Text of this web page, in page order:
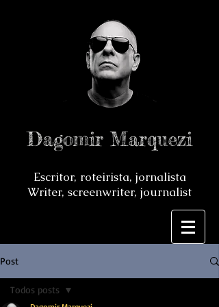
Dagomir Marquezi
Escritor, roteirista, jornalista
Writer, screenwriter, journalist
Post
Todos posts